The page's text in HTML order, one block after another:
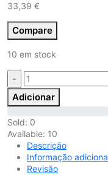
33,39 €
Compare
10 em stock
Quantidade:
Adicionar
Sold: 0
Available: 10
Descrição
Informação
Revisão